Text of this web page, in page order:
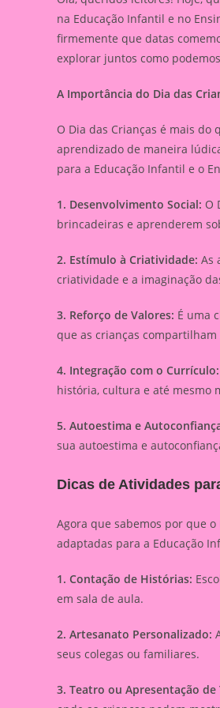
na Educação Infantil e no
firmemente que datas
explorar juntos como
A Importância do Dia das
O Dia das Crianças é mais
aprendizado de maneira
para a Educação Infantil e o
1. Desenvolvimento Social: O
brincadeiras e aprenderem
2. Estímulo à Criatividade: As
criatividade e a imaginação
3. Reforço de Valores: É uma
que as crianças
4. Integração com o Currículo:
história, cultura e até mesmo
5. Autoestima e
sua autoestima e
Dicas de Atividades
Agora que sabemos por que
adaptadas para a Educação
1. Contação de Histórias:
em sala de aula.
2. Artesanato Personalizado:
seus colegas ou familiares.
3. Teatro ou Apresentação de